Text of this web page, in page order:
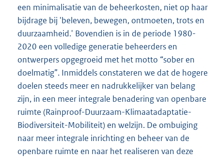
een minimalisatie van de beheer­kosten, niet op haar
bijdrage bij 'beleven, bewegen, ontmoeten, trots en
duurzaamheid.' Bovendien is in de periode 1980-
2020 een volledige generatie beheerders en
ontwerpers opgegroeid met het motto “sober en
doelmatig”. Inmiddels constateren we dat de hogere
doelen steeds meer en nadrukkelijker van belang
zijn, in een meer integrale benadering van openbare
ruimte (Rainproof-Duurzaam-Klimaatadaptatie-
Biodiversiteit-Mobiliteit) en welzijn. De ombuiging
naar meer integrale inrichting en beheer van de
openbare ruimte en naar het realiseren van deze